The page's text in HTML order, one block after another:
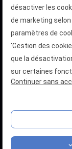
5 RUE DES
désactiver les
de marketing
paramètres de
'Gestion des
que la
sur certaines
Continuer sans